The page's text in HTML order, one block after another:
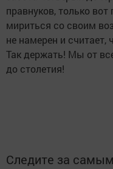
правнуков, только
мириться со своим
не намерен и считает,
Так держать! Мы от
до столетия!
Следите за